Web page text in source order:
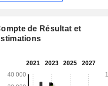
de Résultat et